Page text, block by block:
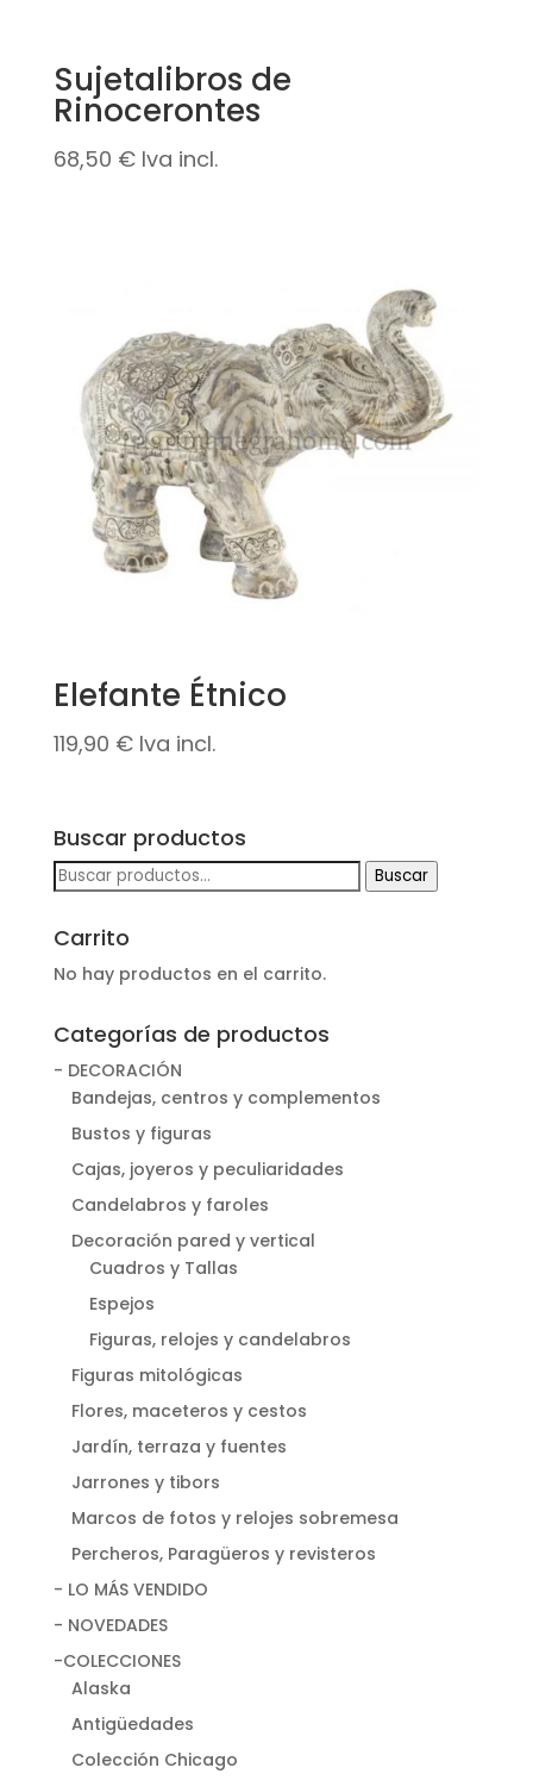
Sujetalibros de
Rinocerontes
68,50 € Iva incl.
Elefante Étnico
119,90 € Iva incl.
Buscar productos
Buscar
por:
Buscar
Carrito
No hay productos en el carrito.
Categorías de productos
- DECORACIÓN
Bandejas, centros y complementos
Bustos y figuras
Cajas, joyeros y peculiaridades
Candelabros y faroles
Decoración pared y vertical
Cuadros y Tallas
Espejos
Figuras, relojes y candelabros
Figuras mitológicas
Flores, maceteros y cestos
Jardín, terraza y fuentes
Jarrones y tibors
Marcos de fotos y relojes sobremesa
Percheros, Paragüeros y revisteros
- LO MÁS VENDIDO
- NOVEDADES
-COLECCIONES
Alaska
Antigüedades
Colección Chicago